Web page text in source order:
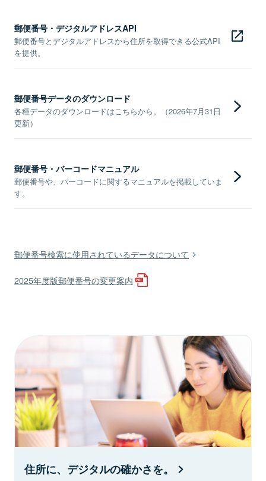
郵便番号・デジタルアドレスAPI
郵便番号とデジタルアドレスから住所を取得できる公式API
を提供。
郵便番号データのダウンロード
各種データのダウンロードはこちらから。（2026年7月31日
更新）
郵便番号・バーコードマニュアル
郵便番号や、バーコードに関するマニュアルを掲載していま
す。
郵便番号検索に使用されているデータについて
2025年度版郵便番号の変更案内
住所に、デジタルの確かさを。